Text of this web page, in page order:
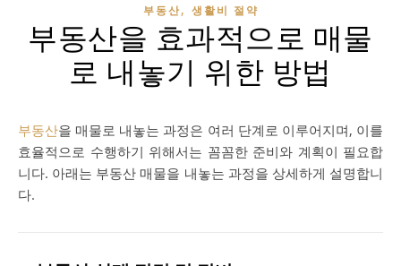
부동산, 생활비 절약
부동산을 효과적으로 매물
로 내놓기 위한 방법
부동산을 매물로 내놓는 과정은 여러 단계로 이루어지며, 이를
효율적으로 수행하기 위해서는 꼼꼼한 준비와 계획이 필요합
니다. 아래는 부동산 매물을 내놓는 과정을 상세하게 설명합니
다.